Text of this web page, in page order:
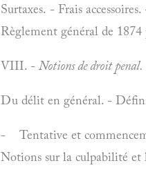
Surtaxes. - Frais
Règlement général de
VIII. -Notions de droit penal.
Du délit en général. -
- Tentative et
Notions sur la culpabilité et